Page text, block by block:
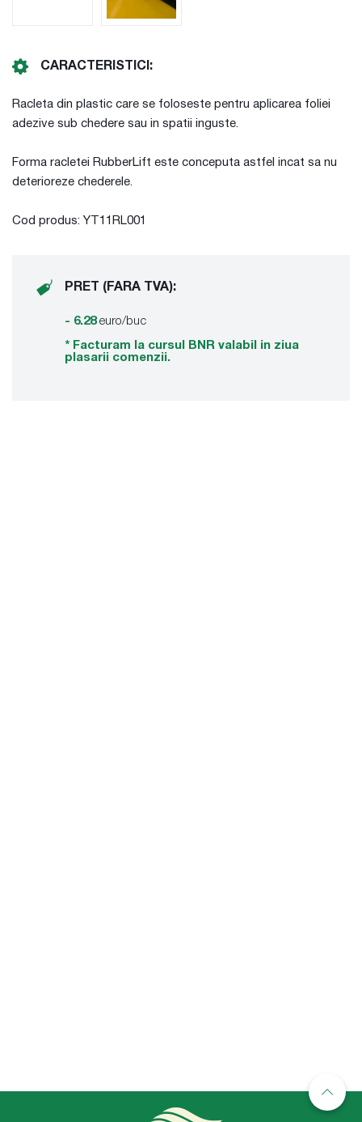
CARACTERISTICI:
Racleta din plastic care se foloseste pentru aplicarea foliei
adezive sub chedere sau in spatii inguste.
Forma racletei RubberLift este conceputa astfel incat sa nu
deterioreze chederele.
Cod produs: YT11RL001
PRET (FARA TVA):
- 6.28euro/buc
* Facturam la cursul BNR valabil in ziua
plasarii comenzii.